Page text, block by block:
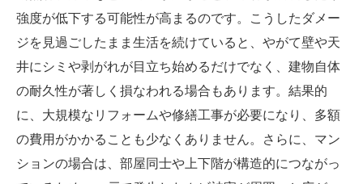
強度が低下する可能性が高まるのです。こうしたダメー
ジを見過ごしたまま生活を続けていると、やがて壁や天
井にシミや剥がれが目立ち始めるだけでなく、建物自体
の耐久性が著しく損なわれる場合もあります。結果的
に、大規模なリフォームや修繕工事が必要になり、多額
の費用がかかることも少なくありません。さらに、マン
ションの場合は、部屋同士や上下階が構造的につながっ